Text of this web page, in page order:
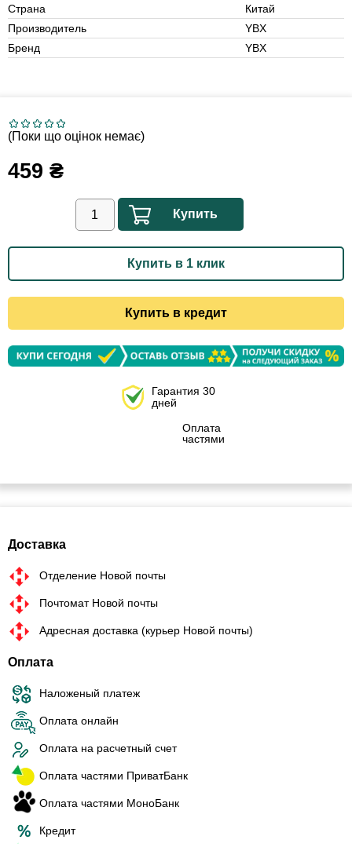
Страна
Китай
Производитель
YBX
Бренд
YBX
(Поки що оцінок немає)
459 ₴
Купить
Купить в 1 клик
Купить в кредит
Гарантия 30
дней
Оплата
частями
Доставка
Отделение Новой почты
Почтомат Новой почты
Адресная доставка (курьер Новой почты)
Оплата
Наложеный платеж
Оплата онлайн
Оплата на расчетный счет
Оплата частями ПриватБанк
Оплата частями МоноБанк
Кредит